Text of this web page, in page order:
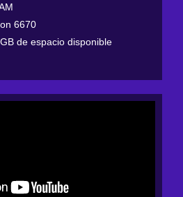
6670
de espacio disponible